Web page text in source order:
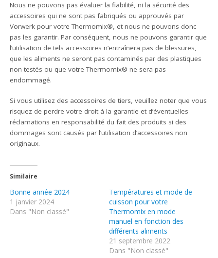
Nous ne pouvons pas évaluer la fiabilité, ni la sécurité des
accessoires qui ne sont pas fabriqués ou approuvés par
Vorwerk pour votre Thermomix®, et nous ne pouvons donc
pas les garantir. Par conséquent, nous ne pouvons garantir que
l’utilisation de tels accessoires n’entraînera pas de blessures,
que les aliments ne seront pas contaminés par des plastiques
non testés ou que votre Thermomix® ne sera pas
endommagé.
Si vous utilisez des accessoires de tiers, veuillez noter que vous
risquez de perdre votre droit à la garantie et d’éventuelles
réclamations en responsabilité du fait des produits si des
dommages sont causés par l’utilisation d’accessoires non
originaux.
Similaire
Bonne année 2024
1 janvier 2024
Dans "Non classé"
Températures et mode de
cuisson pour votre
Thermomix en mode
manuel en fonction des
différents aliments
21 septembre 2022
Dans "Non classé"